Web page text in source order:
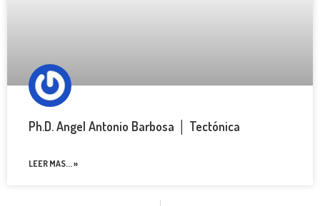
Ph.D. Angel Antonio Barbosa │ Tectónica
LEER MAS... »